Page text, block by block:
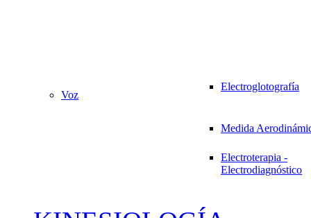
Voz
Electroglotografía
Medida
Electroterapia -
Electrodiagnóstico